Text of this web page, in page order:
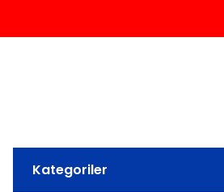
Kategoriler